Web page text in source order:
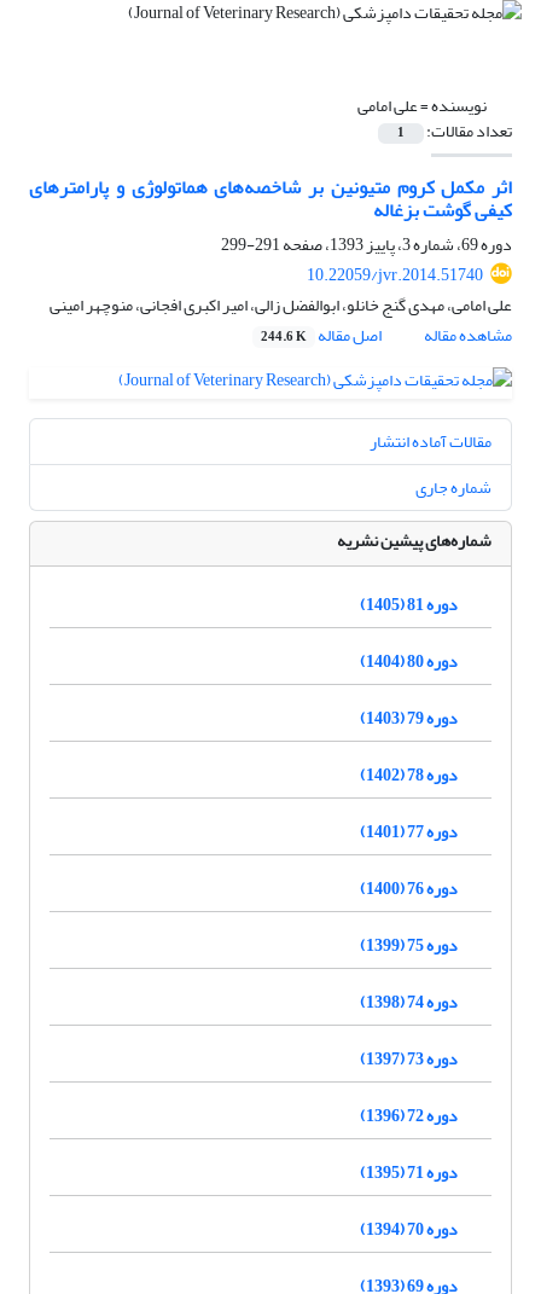
نویسنده =علی امامی
تعداد مقالات: 1
اثر مکمل کروم متیونین بر شاخصه‌های هماتولوژی و پارامترهای
کیفی گوشت بزغاله
دوره 69، شماره 3، پاییز 1393، صفحه
291-299
10.22059/jvr.2014.51740
علی امامی، مهدی گنج خانلو، ابوالفضل زالی، امیر اکبری افجانی، منوچهر امینی
مشاهده مقاله
اصل مقاله 244.6 K
مقالات آماده انتشار
شماره جاری
شماره‌های پیشین نشریه
دوره 81 (1405)
دوره 80 (1404)
دوره 79 (1403)
دوره 78 (1402)
دوره 77 (1401)
دوره 76 (1400)
دوره 75 (1399)
دوره 74 (1398)
دوره 73 (1397)
دوره 72 (1396)
دوره 71 (1395)
دوره 70 (1394)
دوره 69 (1393)